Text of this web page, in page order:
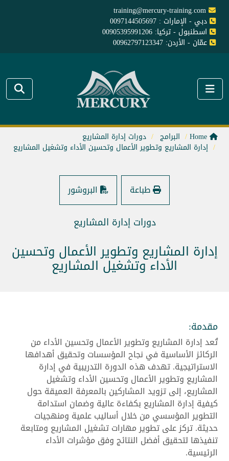
training@mercury-training.com
دبي - الإمارات : 0097144505697
اسطنبول - تركيا: 00905395991206
عمّان - الأردن: 00962797123347
البرامج دورات إدارة المشاريع
إدارة المشاريع وتطوير الأعمال وتحسين الأداء وتشغيل المشاريع
طباعة البروشور
دورات إدارة المشاريع
إدارة المشاريع وتطوير الأعمال وتحسين
الأداء وتشغيل المشاريع
مقدمة:
تُعد إدارة المشاريع وتطوير الأعمال وتحسين الأداء من
الركائز الأساسية في نجاح المؤسسات وتحقيق أهدافها
الاستراتيجية. تهدف هذه الدورة التدريبية في إدارة
المشاريع وتطوير الأعمال وتحسين الأداء وتشغيل
المشاريع، إلى تزويد المشاركين بالمعرفة العميقة حول
كيفية إدارة المشاريع بكفاءة عالية وضمان استدامة
التطوير المؤسسي من خلال أساليب علمية ومنهجيات
حديثة. تركز على تطوير مهارات تشغيل المشاريع ومتابعة
تنفيذها لتحقيق أفضل النتائج وفق مؤشرات الأداء
الرئيسية.